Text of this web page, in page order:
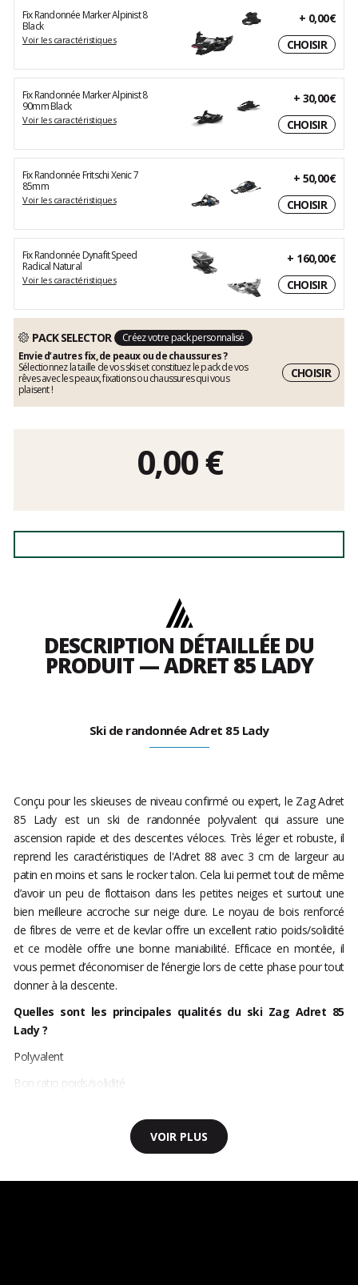
Fix Randonnée Marker Alpinist 8
Black
Voir les caractéristiques
+ 0,00€
CHOISIR
Fix Randonnée Marker Alpinist 8
90mm Black
Voir les caractéristiques
+ 30,00€
CHOISIR
Fix Randonnée Fritschi Xenic 7
85mm
Voir les caractéristiques
+ 50,00€
CHOISIR
Fix Randonnée Dynafit Speed
Radical Natural
Voir les caractéristiques
+ 160,00€
CHOISIR
PACK SELECTOR
Créez votre pack personnalisé
Envie d’autres fix, de peaux ou de chaussures ?
Sélectionnez la taille de vos skis et constituez le pack de vos
rêves avec les peaux, fixations ou chaussures qui vous
plaisent !
CHOISIR
0,00€
DESCRIPTION DÉTAILLÉE DU
PRODUIT — ADRET 85 LADY
Ski de randonnée Adret 85 Lady
Conçu pour les skieuses de niveau confirmé ou expert, le Zag Adret
85 Lady est un ski de randonnée polyvalent qui assure une
ascension rapide et des descentes véloces. Très léger et robuste, il
reprend les caractéristiques de l'Adret 88 avec 3 cm de largeur au
patin en moins et sans le rocker talon. Cela lui permet tout de même
d’avoir un peu de flottaison dans les petites neiges et surtout une
bien meilleure accroche sur neige dure. Le noyau de bois renforcé
de fibres de verre et de kevlar offre un excellent ratio poids/solidité
et ce modèle offre une bonne maniabilité. Efficace en montée, il
vous permet d’économiser de l’énergie lors de cette phase pour tout
donner à la descente.
Quelles sont les principales qualités du ski Zag Adret 85
Lady ?
Polyvalent
Bon ratio poids/solidité
VOIR PLUS